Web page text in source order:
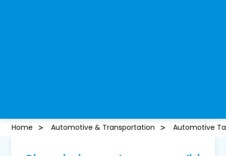
Home Automotive & Transportation Automotive